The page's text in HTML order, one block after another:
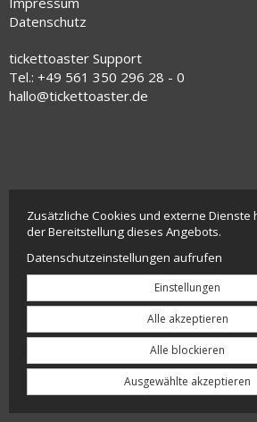
Datenschutz
tickettoaster Support
Tel.: +49 561 350 296 28 - 0
hallo@tickettoaster.de
Zusätzliche Cookies und externe Dienste
der Bereitstellung dieses Angebots.
Datenschutzeinstellungen aufrufen
Einstellungen
Alle akzeptieren
Alle blockieren
Ausgewählte akzeptieren